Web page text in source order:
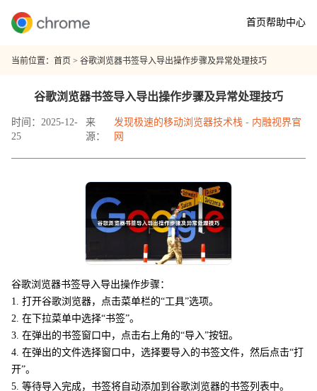
首页帮助中心
当前位置： 首页 > 谷歌浏览器书签导入导出操作步骤及异常处理技巧
谷歌浏览器书签导入导出操作步骤及异常处理技巧
时间：2025-12-
25
来
源：
发现极速的移动浏览器技术栈 - 内融视界官
网
谷歌浏览器书签导入导出操作步骤：
1. 打开谷歌浏览器，点击菜单栏的“工具”选项。
2. 在下拉菜单中选择“书签”。
3. 在弹出的书签窗口中，点击右上角的“导入”按钮。
4. 在弹出的文件选择窗口中，选择要导入的书签文件，然后点击“打
开”。
5. 等待导入完成，书签将自动添加到谷歌浏览器的书签列表中。